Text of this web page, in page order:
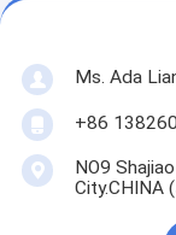
Ms. Ada
+86
NO9 Shajiao التنمية في المنطقة، شينتانغ تاون، وقوانغتشو